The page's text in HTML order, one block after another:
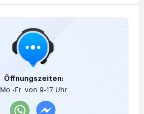
Öffnungszeiten:
Mo.-Fr. von 9-17 Uhr